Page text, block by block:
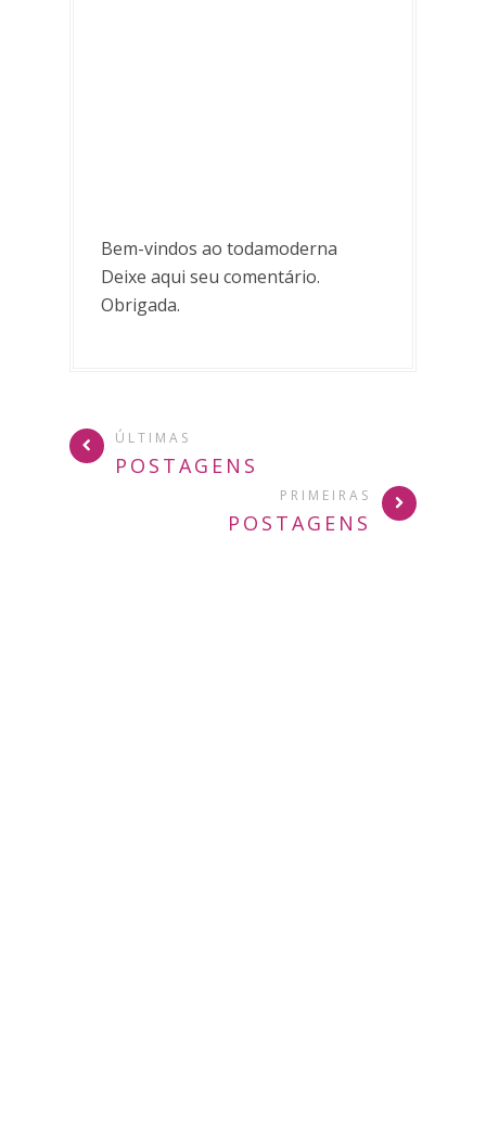
Bem-vindos ao todamoderna
Deixe aqui seu comentário.
Obrigada.
ÚLTIMAS
POSTAGENS
PRIMEIRAS
POSTAGENS